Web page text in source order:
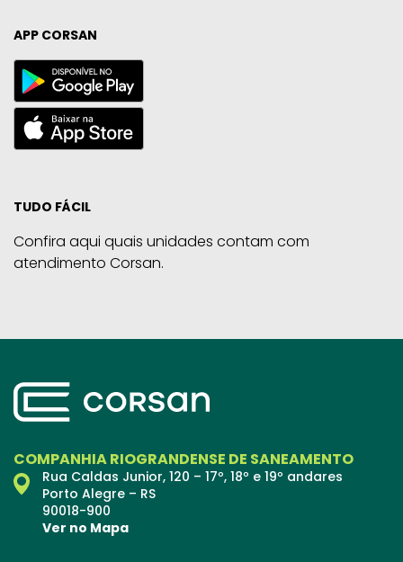
APP CORSAN
TUDO FÁCIL
Confira aqui quais unidades contam com
atendimento Corsan.
COMPANHIA RIOGRANDENSE DE SANEAMENTO
Rua Caldas Junior, 120 – 17º, 18º e 19º andares
Porto Alegre – RS
90018-900
Ver no Mapa